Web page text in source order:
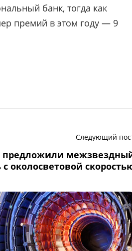
банк, тогда как
премий в этом году — 9
Следующий
околосветовой